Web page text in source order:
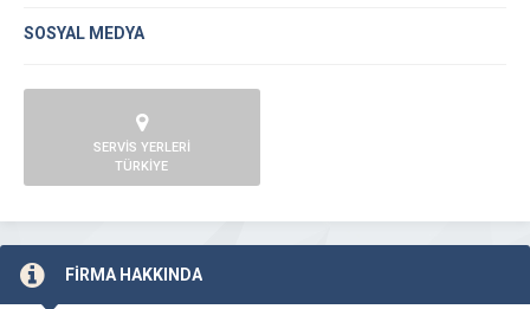
SOSYAL MEDYA
SERVİS YERLERİ
TÜRKİYE
FİRMA HAKKINDA